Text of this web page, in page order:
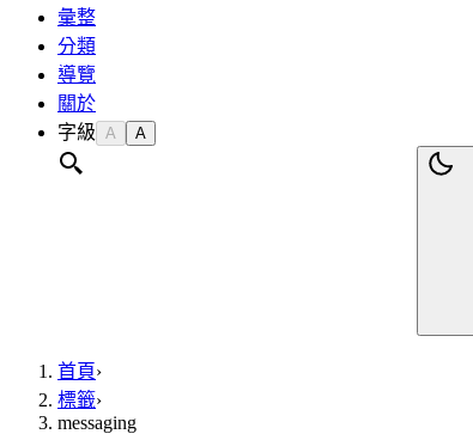
彙整
分類
導覽
關於
字級 A A
首頁›
標籤›
messaging